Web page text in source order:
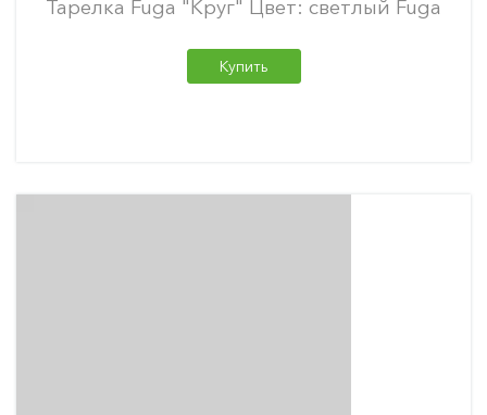
Тарелка Fuga "Круг" Цвет: светлый Fuga
Купить